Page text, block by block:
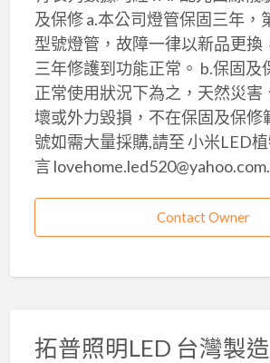
及保修 a.本公司燈管保固三年，
型號燈管，故障一律以新品更換
三年修護到功能正常。 b.保固及
正常使用狀況下為之，天然災害
壞或外力毀損，不在保固及保修
號如需大量採購,請至 小米LED
言
Contact Owner
拓普照明LED 台灣製造